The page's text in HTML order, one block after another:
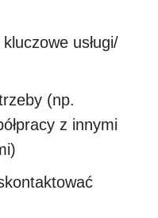
usługi/
(np.
z innymi